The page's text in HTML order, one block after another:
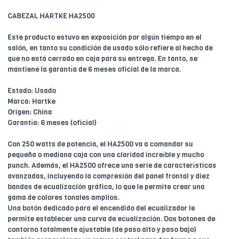
CABEZAL HARTKE HA2500
Este producto estuvo en exposición por algún tiempo en el
salón, en tanto su condición de usado sólo refiere al hecho de
que no está cerrado en caja para su entrega. En tanto, se
mantiene la garantía de 6 meses oficial de la marca.
Estado: Usado
Marca: Hartke
Origen: China
Garantía: 6 meses (oficial)
Con 250 watts de potencia, el HA2500 va a comandar su
pequeña o mediana caja con una claridad increíble y mucho
punch. Además, el HA2500 ofrece una serie de características
avanzadas, incluyendo la compresión del panel frontal y diez
bandas de ecualización gráfica, lo que le permite crear una
gama de colores tonales amplios.
Una botón dedicado para el encendido del ecualizador le
permite establecer una curva de ecualización. Dos botones de
contorno totalmente ajustable (de paso alto y paso bajo)